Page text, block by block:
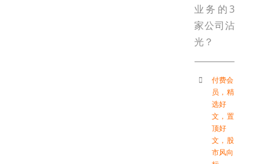
业务的3
家公司沾
光？
付费会
员 ， 精
选好
文 ， 置
顶好
文 ， 股
市风向